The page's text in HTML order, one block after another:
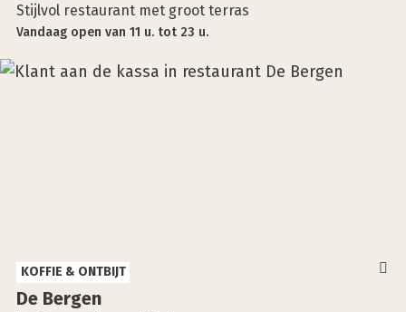
Stijlvol restaurant met groot terras
Vandaag open van 11 u. tot 23 u.
De Ber­gen
KOFFIE & ONTBIJT